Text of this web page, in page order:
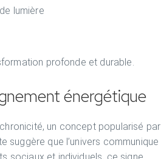
lumière
profonde et durable.
énergétique
un concept popularisé par
suggère que l’univers communique